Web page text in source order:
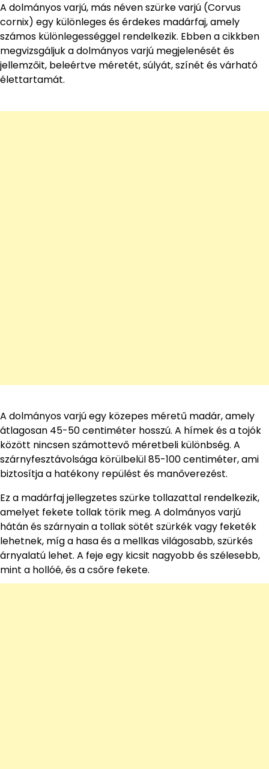
A dolmányos varjú, más néven szürke varjú (Corvus
cornix) egy különleges és érdekes madárfaj, amely
számos különlegességgel rendelkezik. Ebben a cikkben
megvizsgáljuk a dolmányos varjú megjelenését és
jellemzőit, beleértve méretét, súlyát, színét és várható
élettartamát.
A dolmányos varjú egy közepes méretű madár, amely
átlagosan 45-50 centiméter hosszú. A hímek és a tojók
között nincsen számottevő méretbeli különbség. A
szárnyfesztávolsága körülbelül 85-100 centiméter, ami
biztosítja a hatékony repülést és manőverezést.
Ez a madárfaj jellegzetes szürke tollazattal rendelkezik,
amelyet fekete tollak törik meg. A dolmányos varjú
hátán és szárnyain a tollak sötét szürkék vagy feketék
lehetnek, míg a hasa és a mellkas világosabb, szürkés
árnyalatú lehet. A feje egy kicsit nagyobb és szélesebb,
mint a hollóé, és a csőre fekete.